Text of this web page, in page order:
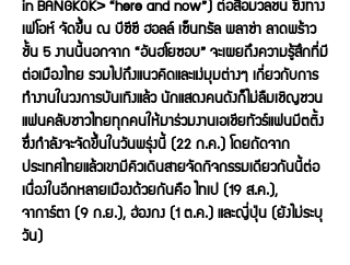
เฟโอห์ จัดขึ้น ณ บีซีซี ฮอลล์ เซ็นทรัล พลาซ่า ลาดพร้าว
ชั้น 5 งานนี้นอกจาก “อันฮโยซอบ” จะเผยถึงความรู้สึกที่มี
ต่อเมืองไทย รวมไปถึงแนวคิดและแง่มุมต่างๆ เกี่ยวกับการ
ทำงานในวงการบันเทิงแล้ว นักแสดงคนดังก็ไม่ลืมเชิญชวน
แฟนคลับชาวไทยทุกคนให้มาร่วมงานเอเชียทัวร์แฟนมีตติ้ง
ซึ่งกำลังจะจัดขึ้นในวันพรุ่งนี้ (22 ก.ค.) โดยถัดจาก
ประเทศไทยแล้วเขามีคิวเดินสายจัดกิจกรรมเดียวกันนี้ต่อ
เนื่องในอีกหลายเมืองด้วยกันคือ ไทเป (19 ส.ค.),
จาการ์ตา (9 ก.ย.), ฮ่องกง (1 ต.ค.) และญี่ปุ่น (ยังไม่ระบุ
วัน)